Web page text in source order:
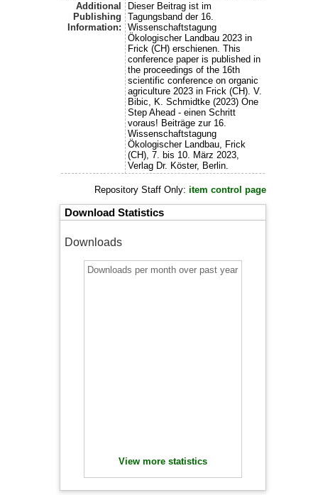
Additional
Publishing
Information:
Dieser Beitrag ist im
Tagungsband der 16.
Wissenschaftstagung
Ökologischer Landbau 2023 in
Frick (CH) erschienen. This
conference paper is published in
the proceedings of the 16th
scientific conference on organic
agriculture 2023 in Frick (CH). V.
Bibic, K. Schmidtke (2023) One
Step Ahead - einen Schritt
voraus! Beiträge zur 16.
Wissenschaftstagung
Ökologischer Landbau, Frick
(CH), 7. bis 10. März 2023,
Verlag Dr. Köster, Berlin.
Repository Staff Only: item control page
Download Statistics
Downloads
Downloads per month over past year
View more statistics